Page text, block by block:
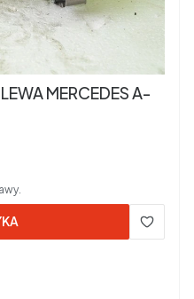
MERCEDES A-